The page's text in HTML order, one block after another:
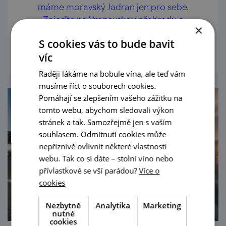
máme moravský Jadran jen pro sebe.
Zajeďte na Vranovskou přehradu a
přezdívku pochopíte. Plus to nádherné okolí
národního parku Podyjí...
prohlédnout
×
S cookies vás to bude bavit
víc
Raději lákáme na bobule vína, ale teď vám
musíme říct o souborech cookies.
Pomáhají se zlepšením vašeho zážitku na
tomto webu, abychom sledovali výkon
stránek a tak. Samozřejmě jen s vaším
souhlasem. Odmítnutí cookies může
nepříznivě ovlivnit některé vlastnosti
webu. Tak co si dáte – stolní víno nebo
přívlastkové se vší parádou?Více o
cookies
Nezbytně
nutné
cookies
Analytika Marketing